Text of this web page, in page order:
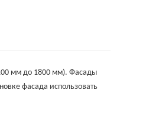
мм до 1800 мм). Фасады
фасада использовать